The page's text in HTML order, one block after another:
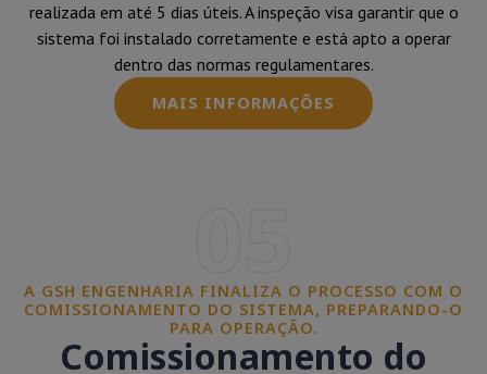
realizada em até 5 dias úteis. A inspeção visa garantir que o
sistema foi instalado corretamente e está apto a operar
dentro das normas regulamentares.
MAIS INFORMAÇÕES
A GSH ENGENHARIA FINALIZA O PROCESSO COM O
COMISSIONAMENTO DO SISTEMA, PREPARANDO-O
PARA OPERAÇÃO.
Comissionamento do